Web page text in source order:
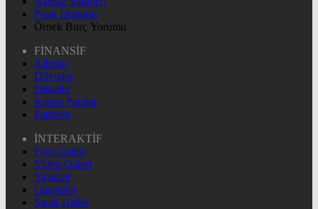
Puan Durumu
Örnek Burç Yorumu
FİNANSİF
Altınlar
Dövizler
Hisseler
Kripto Paralar
Pariteler
İNTERAKTİF
Foto Galeri
Video Galeri
Yazarlar
Gazeteler
Sıcak Haber